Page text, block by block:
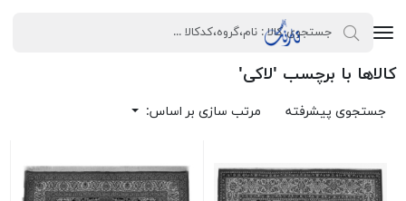
کالاها با برچسب 'لاکی'
جستجوی پیشرفته مرتب سازی بر اساس: